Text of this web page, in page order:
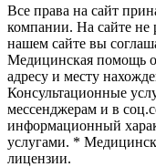
Все права на сайт
компании. На сайте не
нашем сайте вы
Медицинская помощь
адресу и месту
Консультационные
мессенджерам и в
информационный
услугами. *
лицензии.